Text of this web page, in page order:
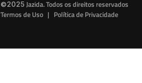
©2025 Jazida. Todos os direitos reservados
Termos de Uso   |   Política de Privacidade